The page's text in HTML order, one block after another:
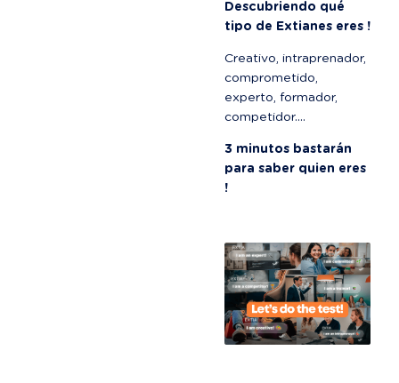
Descubriendo qué
tipo de Extianes eres !
Creativo, intraprenador,
comprometido,
experto, formador,
competidor....
3 minutos bastarán
para saber quien eres
!